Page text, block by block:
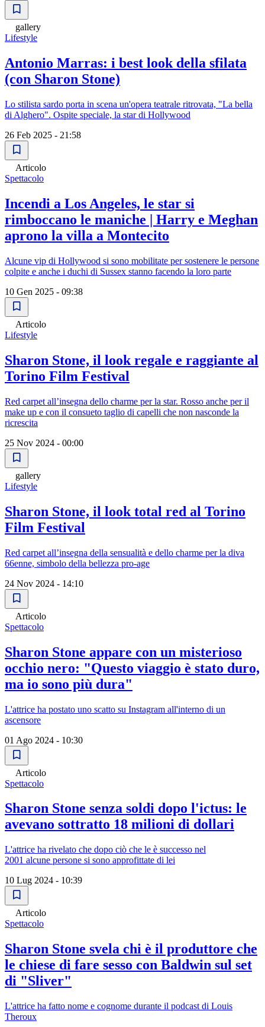
gallery
Lifestyle
Antonio Marras: i best look della sfilata
(con Sharon Stone)
Lo stilista sardo porta in scena un'opera teatrale ritrovata, "La bella
di Alghero". Ospite speciale, la star di Hollywood
26 Feb 2025 - 21:58
Articolo
Spettacolo
Incendi a Los Angeles, le star si
rimboccano le maniche | Harry e Meghan
aprono la villa a Montecito
Alcune vip di Hollywood si sono mobilitate per sostenere le persone
colpite e anche i duchi di Sussex stanno facendo la loro parte
10 Gen 2025 - 09:38
Articolo
Lifestyle
Sharon Stone, il look regale e raggiante al
Torino Film Festival
Red carpet all’insegna dello charme per la star. Rosso anche per il
make up e con il consueto taglio di capelli che non nasconde la
ricrescita
25 Nov 2024 - 00:00
gallery
Lifestyle
Sharon Stone, il look total red al Torino
Film Festival
Red carpet all’insegna della sensualità e dello charme per la diva
66enne, simbolo della bellezza pro-age
24 Nov 2024 - 14:10
Articolo
Spettacolo
Sharon Stone appare con un misterioso
occhio nero: "Questo viaggio è stato duro,
ma io sono più dura"
L'attrice ha postato uno scatto su Instagram all'interno di un
ascensore
01 Ago 2024 - 10:30
Articolo
Spettacolo
Sharon Stone senza soldi dopo l'ictus: le
avevano sottratto 18 milioni di dollari
L'attrice ha rivelato che dopo ciò che le è successo nel
2001 alcune persone si sono approfittate di lei
10 Lug 2024 - 10:39
Articolo
Spettacolo
Sharon Stone svela chi è il produttore che
le chiese di fare sesso con Baldwin sul set
di "Sliver"
L'attrice ha fatto nome e cognome durante il podcast di Louis
Theroux